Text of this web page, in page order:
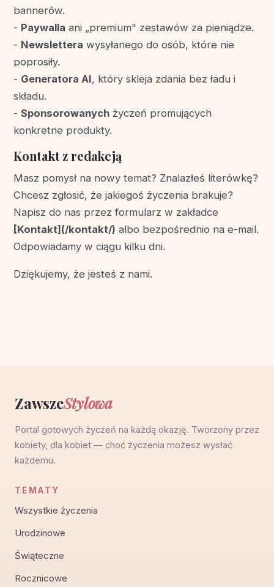
bannerów.
- Paywalla ani „premium" zestawów za pieniądze.
- Newslettera wysyłanego do osób, które nie
poprosiły.
- Generatora AI, który skleja zdania bez ładu i
składu.
- Sponsorowanych życzeń promujących
konkretne produkty.
Kontakt z redakcją
Masz pomysł na nowy temat? Znalazłeś literówkę?
Chcesz zgłosić, że jakiegoś życzenia brakuje?
Napisz do nas przez formularz w zakładce
[Kontakt](/kontakt/) albo bezpośrednio na e-mail.
Odpowiadamy w ciągu kilku dni.
Dziękujemy, że jesteś z nami.
ZawszeStylowa
Portal gotowych życzeń na każdą okazję. Tworzony przez
kobiety, dla kobiet — choć życzenia możesz wysłać
każdemu.
TEMATY
Wszystkie życzenia
Urodzinowe
Świąteczne
Rocznicowe